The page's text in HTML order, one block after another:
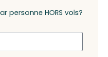
personne HORS vols?